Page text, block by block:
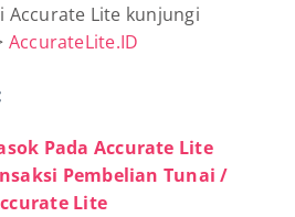
Accurate Lite kunjungi
AccurateLite.ID
Pada Accurate Lite
Pembelian Tunai /
Lite